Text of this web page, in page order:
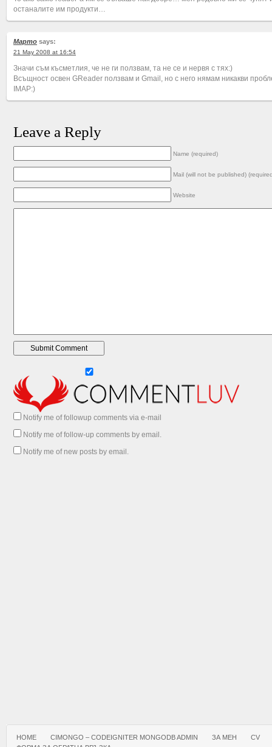
останалите им продукти…
Марто says:
21 May 2008 at 16:54
Значи съм късметлия, че не ги ползвам, та не се и нервя с тях:)
Всъщност освен GReader ползвам и Gmail, но с него нямам никакви
IMAP:)
Leave a Reply
Name (required)
Mail (will not be published)
Website
Notify me of followup comments via e-mail
Notify me of follow-up comments by email.
Notify me of new posts by email.
HOME CIMONGO – CODEIGNITER MONGODB ADMIN ЗА МЕН
CV